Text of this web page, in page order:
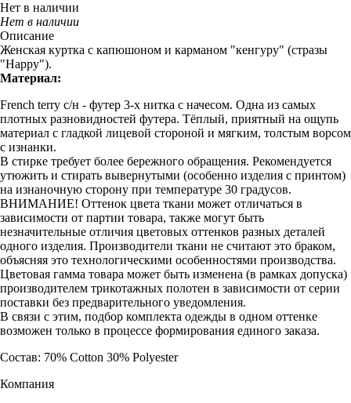
Нет в наличии
Нет в наличии
Описание
Женская куртка с капюшоном и карманом "кенгуру" (стразы
"Happy").
Материал:
French terry с/н - футер 3-х нитка с начесом. Одна из самых
плотных разновидностей футера. Тёплый, приятный на ощупь
материал с гладкой лицевой стороной и мягким, толстым ворсом
с изнанки.
В стирке требует более бережного обращения. Рекомендуется
утюжить и стирать вывернутыми (особенно изделия с принтом)
на изнаночную сторону при температуре 30 градусов.
ВНИМАНИЕ! Оттенок цвета ткани может отличаться в
зависимости от партии товара, также могут быть
незначительные отличия цветовых оттенков разных деталей
одного изделия. Производители ткани не считают это браком,
объясняя это технологическими особенностями производства.
Цветовая гамма товара может быть изменена (в рамках допуска)
производителем трикотажных полотен в зависимости от серии
поставки без предварительного уведомления.
В связи с этим, подбор комплекта одежды в одном оттенке
возможен только в процессе формирования единого заказа.
Состав: 70% Cotton 30% Polyester
Компания